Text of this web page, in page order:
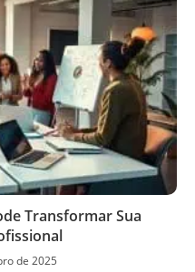
Transformar Sua
de 2025